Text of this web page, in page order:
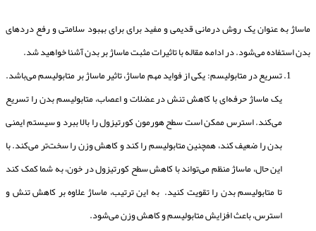
ماساژ به عنوان یک روش درمانی قدیمی و مفید برای برای بهبود سلامتی و رفع دردهای
بدن استفاده می‌شود. در ادامه مقاله با تاثیرات مثبت ماساژ بر بدن آشنا خواهید شد.
تسریع در متابولیسم: یکی از فواید مهم ماساژ، تاثیر ماساژ بر متابولیسم می‌باشد.
یک ماساژ حرفه‌ای با کاهش تنش در عضلات و اعصاب، متابولیسم بدن را تسریع
می‌کند. استرس ممکن است سطح هورمون کورتیزول را بالا ببرد و سیستم ایمنی
بدن را ضعیف کند، همچنین متابولیسم را کند و کاهش وزن را سخت‌تر می‌کند. با
این حال، ماساژ منظم می‌تواند با کاهش سطح کورتیزول در خون، به شما کمک کند
تا متابولیسم بدن را تقویت کنید. به این ترتیب، ماساژ علاوه بر کاهش تنش و
استرس، باعث افزایش متابولیسم و کاهش وزن می‌شود.